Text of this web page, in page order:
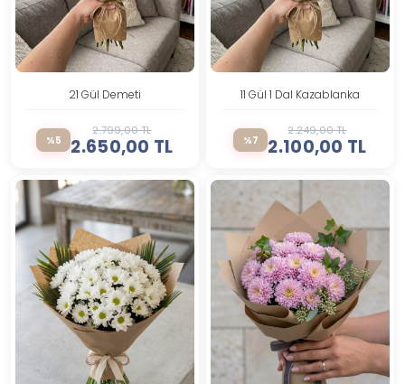
21 Gül Demeti
%5
2.799,00 TL
2.650,00 TL
11 Gül 1 Dal Kazablanka
%7
2.249,00 TL
2.100,00 TL